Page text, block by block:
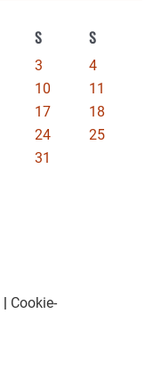
S S
3
4
10
11
17
18
24
25
31
| Cookie-